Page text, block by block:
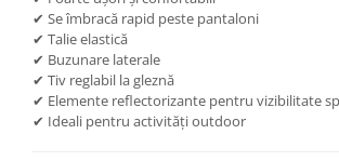
✔ Se îmbracă rapid peste pantaloni
✔ Talie elastică
✔ Buzunare laterale
✔ Tiv reglabil la gleznă
✔ Elemente reflectorizante pentru vizibilitate
✔ Ideali pentru activități outdoor